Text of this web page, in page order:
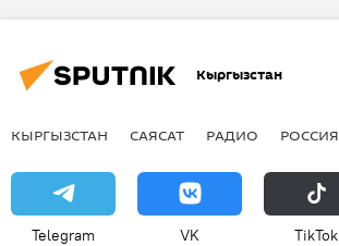
Кыргызстан
КЫРГЫЗСТАН САЯСАТ РАДИО РОССИЯ
Telegram VK ТikТоk